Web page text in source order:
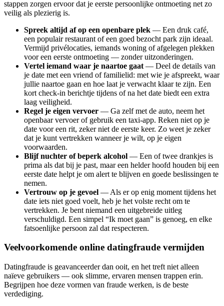
stappen zorgen ervoor dat je eerste persoonlijke ontmoeting net zo
veilig als plezierig is.
Spreek altijd af op een openbare plek — Een druk café,
een populair restaurant of een goed bezocht park zijn ideaal.
Vermijd privélocaties, iemands woning of afgelegen plekken
voor een eerste ontmoeting — zonder uitzonderingen.
Vertel iemand waar je naartoe gaat — Deel de details van
je date met een vriend of familielid: met wie je afspreekt, waar
jullie naartoe gaan en hoe laat je verwacht klaar te zijn. Een
kort check-in berichtje tijdens of na het date biedt een extra
laag veiligheid.
Regel je eigen vervoer — Ga zelf met de auto, neem het
openbaar vervoer of gebruik een taxi-app. Reken niet op je
date voor een rit, zeker niet de eerste keer. Zo weet je zeker
dat je kunt vertrekken wanneer je wilt, op je eigen
voorwaarden.
Blijf nuchter of beperk alcohol — Een of twee drankjes is
prima als dat bij je past, maar een helder hoofd houden bij een
eerste date helpt je om alert te blijven en goede beslissingen te
nemen.
Vertrouw op je gevoel — Als er op enig moment tijdens het
date iets niet goed voelt, heb je het volste recht om te
vertrekken. Je bent niemand een uitgebreide uitleg
verschuldigd. Een simpel “Ik moet gaan” is genoeg, en elke
fatsoenlijke persoon zal dat respecteren.
Veelvoorkomende online datingfraude vermijden
Datingfraude is geavanceerder dan ooit, en het treft niet alleen
naïeve gebruikers — ook slimme, ervaren mensen trappen erin.
Begrijpen hoe deze vormen van fraude werken, is de beste
verdediging.